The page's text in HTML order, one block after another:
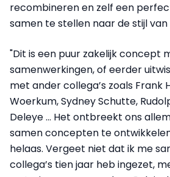
recombineren en zelf een
samen te stellen naar de stijl van
"Dit is een puur zakelijk concept
samenwerkingen, of eerder
met ander collega’s zoals Frank
Woerkum, Sydney Schutte,
Deleye … Het ontbreekt ons
samen concepten te
helaas. Vergeet niet dat ik me
collega’s tien jaar heb ingezet,